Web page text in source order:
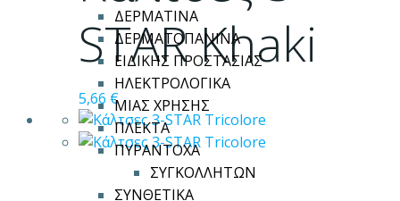
ΔΕΡΜΑΤΙΝΑ
ΔΕΡΜΑΤΟΠΑΝΙΝΑ
ΕΙΔΙΚΗΣ ΠΡΟΣΤΑΣΙΑΣ
ΗΛΕΚΤΡΟΛΟΓΙΚΑ
ΜΙΑΣ ΧΡΗΣΗΣ
ΠΛΕΚΤΑ
ΠΥΡΑΝΤΟΧΑ
ΣΥΓΚΟΛΛΗΤΩΝ
ΣΥΝΘΕΤΙΚΑ
Οι
επιλογές
μπορούν
να
επιλεγούν
στη
σελίδα
του
STAR Khaki
5,66 €